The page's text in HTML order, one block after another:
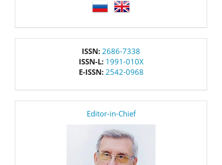
ISSN: 2686-7338
ISSN-L: 1991-010X
E-ISSN: 2542-0968
Editor-in-Chief